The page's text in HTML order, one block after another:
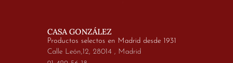
CASA GONZÁLEZ
Productos selectos en Madrid desde 1931
Calle León,12, 28014 , Madrid